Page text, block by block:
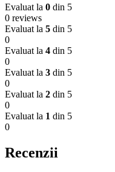
Evaluat la 0 din 5
0 reviews
Evaluat la 5 din 5
0
Evaluat la 4 din 5
0
Evaluat la 3 din 5
0
Evaluat la 2 din 5
0
Evaluat la 1 din 5
0
Recenzii